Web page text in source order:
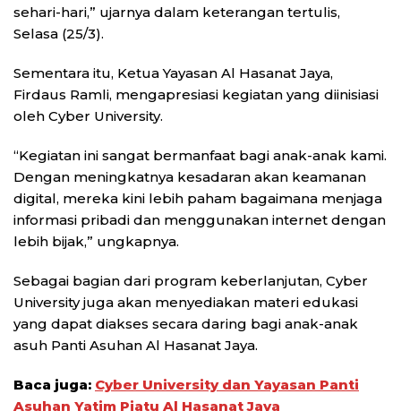
sehari-hari,” ujarnya dalam keterangan tertulis,
Selasa (25/3).
Sementara itu, Ketua Yayasan Al Hasanat Jaya,
Firdaus Ramli, mengapresiasi kegiatan yang diinisiasi
oleh Cyber University.
“Kegiatan ini sangat bermanfaat bagi anak-anak kami.
Dengan meningkatnya kesadaran akan keamanan
digital, mereka kini lebih paham bagaimana menjaga
informasi pribadi dan menggunakan internet dengan
lebih bijak,” ungkapnya.
Sebagai bagian dari program keberlanjutan, Cyber
University juga akan menyediakan materi edukasi
yang dapat diakses secara daring bagi anak-anak
asuh Panti Asuhan Al Hasanat Jaya.
Baca juga: Cyber University dan Yayasan Panti
Asuhan Yatim Piatu Al Hasanat Jaya